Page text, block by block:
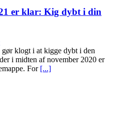
er klar: Kig dybt i din
klogt i at kigge dybt i den
i midten af november 2020 er
For [...]